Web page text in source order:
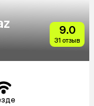
9.0
31 отзыв